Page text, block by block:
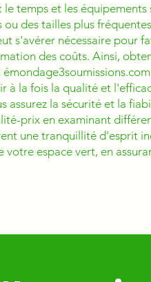
temps et les
ou des tailles plus
s'avérer nécessaire pour
des coûts. Ainsi,
à la fois la qualité et
assurez la sécurité et la
prix en examinant
une tranquillité d'esprit
votre espace vert, en